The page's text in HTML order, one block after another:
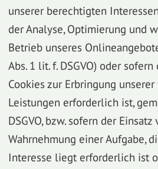
unserer berechtigten
der Analyse, Optimierung und
Betrieb unseres
Abs. 1 lit. f. DSGVO) oder
Cookies zur Erbringung
Leistungen erforderlich ist,
DSGVO, bzw. sofern der
Wahrnehmung einer Aufgabe,
Interesse liegt erforderlich ist